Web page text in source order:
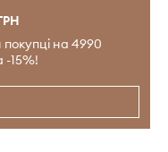
на 4990
-15%!